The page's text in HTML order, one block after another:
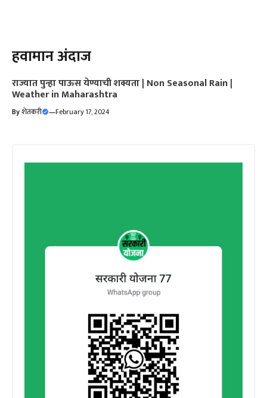
हवामान अंदाज
राज्यात पुन्हा पाऊस येण्याची शक्यता | Non Seasonal Rain |
Weather in Maharashtra
Byशेतकरी —February 17, 2024